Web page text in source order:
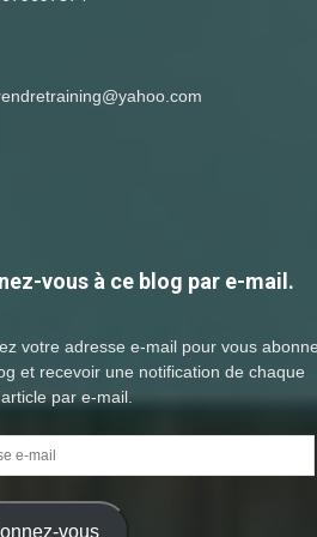
vous à ce blog par e-mail.
votre adresse e-mail pour vous
et recevoir une notification de chaque
par e-mail.
vous